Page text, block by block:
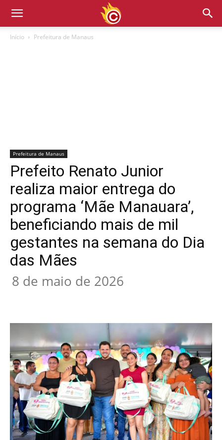
Início Prefeitura de Manaus
Prefeitura de Manaus
Prefeito Renato Junior
realiza maior entrega do
programa ‘Mãe Manauara’,
beneficiando mais de mil
gestantes na semana do Dia
das Mães
8 de maio de 2026